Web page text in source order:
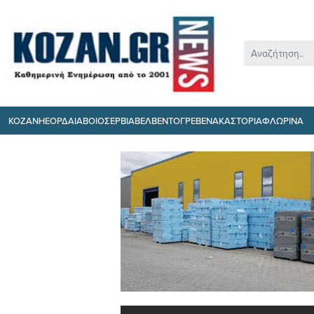
ΚΟΖΑΝΗΕΟΡΔΑΙΑΒΟΙΟΣΕΡΒΙΑΒΕΛΒΕΝΤΟΓΡΕΒΕΝΑΚΑΣΤΟΡΙΑΦΛΩΡΙΝΑ